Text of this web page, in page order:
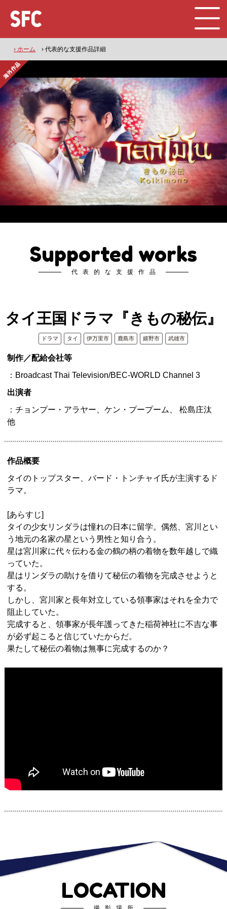
› ホーム › 代表的な支援作品詳細
Supported works
代表的な支援作品
タイ王国ドラマ『きもの秘伝』
ドラマ タイ 伊万里市 鹿島市 嬉野市 武雄市
制作／配給会社等
：Broadcast Thai Television/BEC-WORLD Channel 3
出演者
：チョンプー・アラヤー、ケン・プープーム、 松島庄汰
他
作品概要
タイのトップスター、バード・トンチャイ氏が主演するド
ラマ。
[あらすじ]
タイの少女リンダラは憧れの日本に留学。偶然、宮川とい
う地元の名家の星という男性と知り合う。
星は宮川家に代々伝わる金の鶴の柄の着物を数年越しで織
っていた。
星はリンダラの助けを借りて秘伝の着物を完成させようと
する。
しかし、宮川家と長年対立している領事家はそれを全力で
阻止していた。
完成すると、領事家が長年護ってきた稲荷神社に不吉な事
が必ず起こると信じていたからだ。
果たして秘伝の着物は無事に完成するのか？
LOCATION